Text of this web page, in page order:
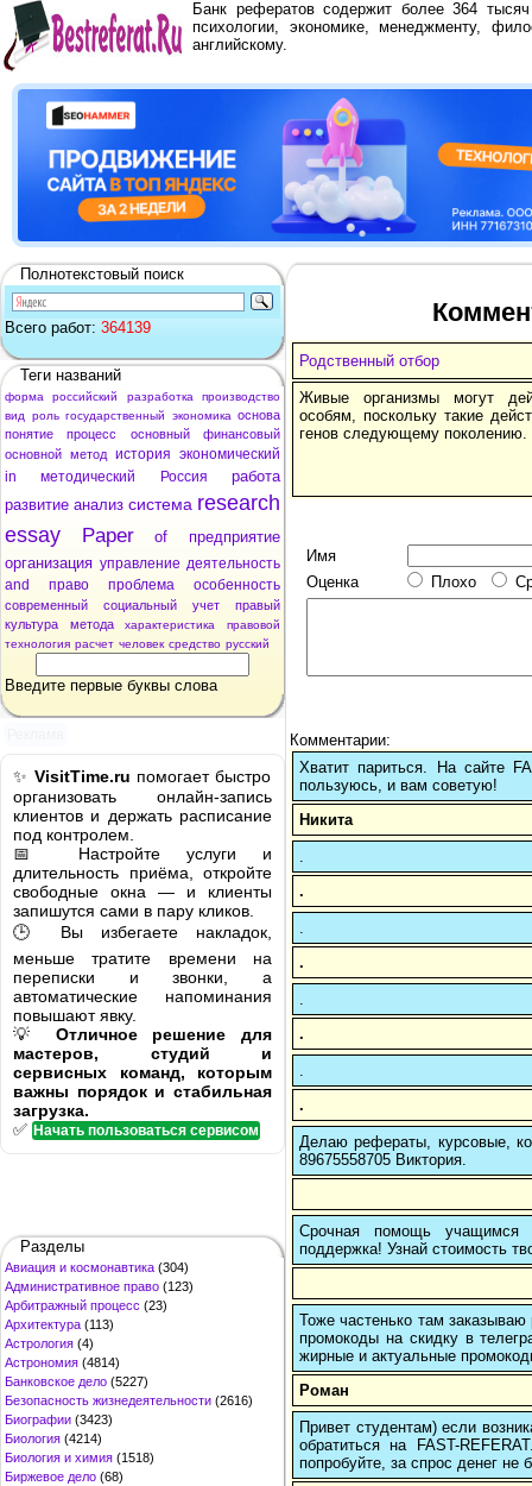
Банк рефератов содержит более 364
психологии, экономике, менеджменту,
английскому.
Полнотекстовый поиск
Всего работ: 364139
Теги названий
форма российский разработка
производство
вид
роль государственный экономика основа
понятие
процесс основный
финансовый
основной метод история экономический
in
методический Россия
работа
развитие анализ система research
essay
Paper of
предприятие
организация управление деятельность
and
право проблема особенность
современный социальный учет
правый
культура
метода характеристика
правовой
технология расчет человек средство русский
Введите первые буквы слова
✨ VisitTime.ru помогает быстро
организовать онлайн-запись
клиентов и держать расписание
под контролем.
📅 Настройте услуги и
длительность приёма, откройте
свободные окна — и клиенты
запишутся сами в пару кликов.
🕒 Вы избегаете накладок,
меньше тратите времени на
переписки и звонки, а
автоматические напоминания
повышают явку.
💡 Отличное решение для
мастеров, студий и
сервисных команд, которым
важны порядок и стабильная
загрузка.
✅ Начать пользоваться сервисом
Разделы
Авиация и космонавтика (304)
Административное право (123)
Арбитражный процесс (23)
Архитектура (113)
Астрология (4)
Астрономия (4814)
Банковское дело (5227)
Безопасность жизнедеятельности (2616)
Биографии (3423)
Биология (4214)
Биология и химия (1518)
Биржевое дело (68)
Родственный отбор
Живые организмы могут
особям, поскольку такие
генов следующему поколению.
Имя
Оценка
Плохо
Комментарии:
Хватит париться. На сайте
пользуюсь, и вам советую!
Никита
.
.
.
.
Делаю рефераты, курсовые,
89675558705 Виктория.
Срочная помощь учащимся в
поддержка! Узнай стоимость
Тоже частенько там
промокоды на скидку в
жирные и актуальные
Роман
Привет студентам) если
обратиться на FAST-
попробуйте, за спрос денег не